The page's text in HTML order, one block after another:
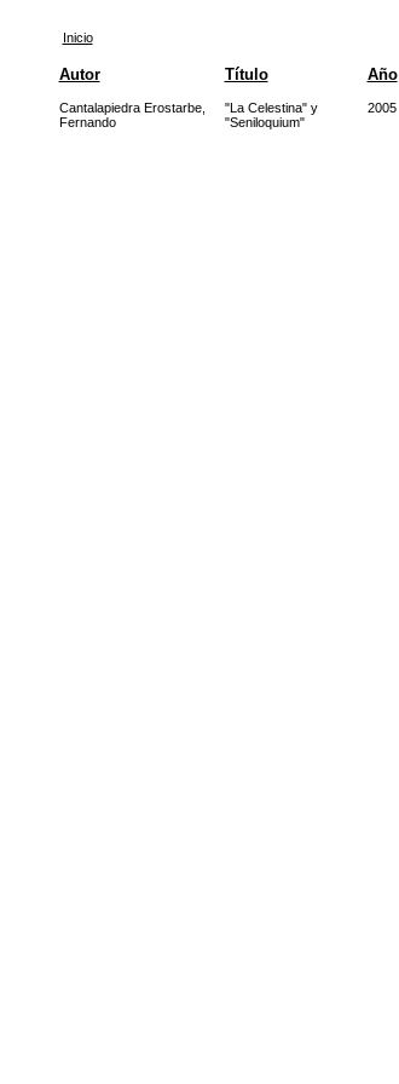
Inicio
Autor Título Año
Cantalapiedra Erostarbe,
Fernando
"La Celestina" y
"Seniloquium"
2005